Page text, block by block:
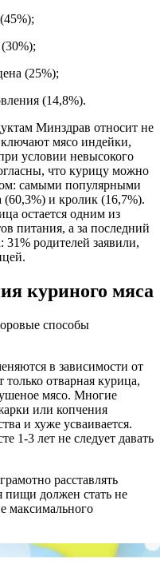
(25%);
(14,8%).
Минздрав относит не
мясо индейки,
условии невысокого
что курицу можно
самыми популярными
(60,3%) и кролик (16,7%).
остается одним из
питания, а за последний
31% родителей заявили,
куриного мяса
способы
в зависимости от
только отварная курица,
мясо. Многие
или копчения
и хуже усваивается.
1-3 лет не следует давать
расставлять
пищи должен стать не
максимального